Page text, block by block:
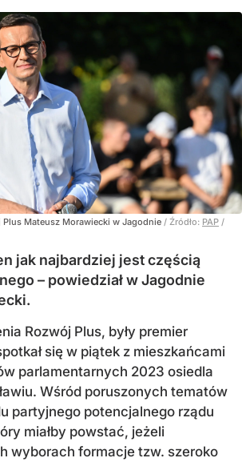
Plus Mateusz Morawiecki w Jagodnie / Źródło: PAP /
jak najbardziej jest częścią
– powiedział w Jagodnie
Rozwój Plus, były premier
się w piątek z mieszkańcami
parlamentarnych 2023 osiedla
Wśród poruszonych tematów
partyjnego potencjalnego rządu
miałby powstać, jeżeli
wyborach formacje tzw. szeroko